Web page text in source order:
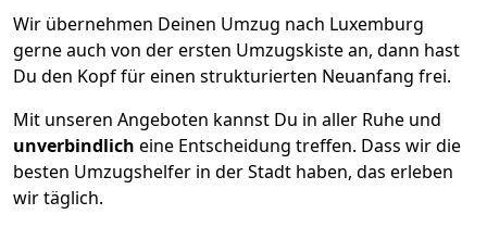
Wir übernehmen Deinen Umzug nach Luxemburg
gerne auch von der ersten Umzugskiste an, dann hast
Du den Kopf für einen strukturierten Neuanfang frei.
Mit unseren Angeboten kannst Du in aller Ruhe und
unverbindlich eine Entscheidung treffen. Dass wir die
besten Umzugshelfer in der Stadt haben, das erleben
wir täglich.